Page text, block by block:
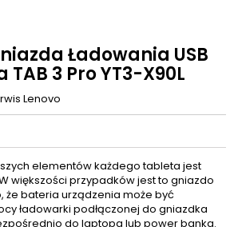
Ładowania USB
TAB 3 Pro YT3-X90L
Lenovo
elementów każdego tableta jest
większości przypadków jest to gniazdo
że bateria urządzenia może być
ładowarki podłączonej do gniazdka
do laptopa lub power banka.